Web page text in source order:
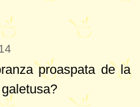
proaspata de la